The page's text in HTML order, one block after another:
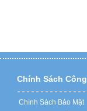
Chính Sách
Chính Sách Bảo Mật